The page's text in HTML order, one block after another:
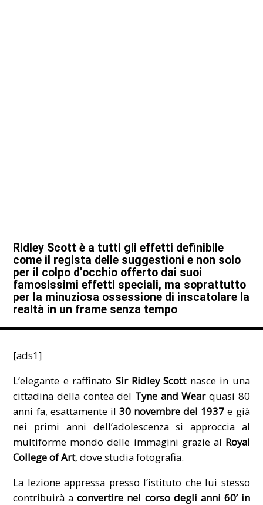
Ridley Scott è a tutti gli effetti definibile
come il regista delle suggestioni e non solo
per il colpo d’occhio offerto dai suoi
famosissimi effetti speciali, ma soprattutto
per la minuziosa ossessione di inscatolare la
realtà in un frame senza tempo
[ads1]
L’elegante e raffinato Sir Ridley Scottnasce in una
cittadina della contea del Tyne and Wearquasi 80
anni fa, esattamente il 30 novembre del 1937 e già
nei primi anni dell’adolescenza si approccia al
multiforme mondo delle immagini grazie al Royal
College of Art, dove studia fotografia.
La lezione appressa presso l’istituto che lui stesso
contribuirà aconvertire nel corso degli anni 60’ in